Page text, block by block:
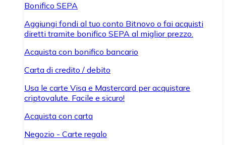
Bonifico SEPA
Aggiungi fondi al tuo conto Bitnovo o fai acquisti
diretti tramite bonifico SEPA al miglior prezzo.
Acquista con bonifico bancario
Carta di credito / debito
Usa le carte Visa e Mastercard per acquistare
criptovalute. Facile e sicuro!
Acquista con carta
Negozio - Carte regalo